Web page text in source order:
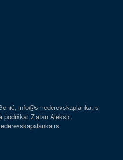
info@smederevskaplanka.rs
Zlatan Aleksić,